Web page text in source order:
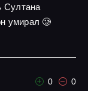
Султана
умирал 🥲
0 0